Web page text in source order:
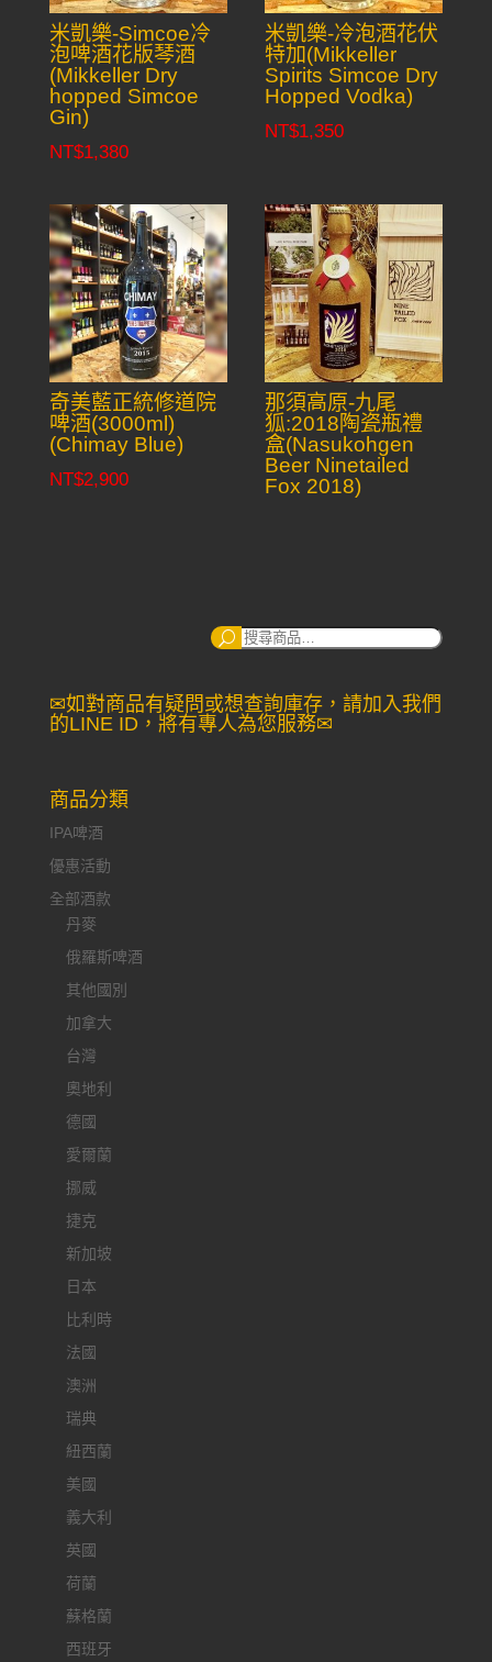
米凱樂-Simcoe冷
泡啤酒花版琴酒
(Mikkeller Dry
hopped Simcoe
Gin)
NT$1,380
米凱樂-冷泡酒花伏
特加(Mikkeller
Spirits Simcoe Dry
Hopped Vodka)
NT$1,350
奇美藍正統修道院
啤酒(3000ml)
(Chimay Blue)
NT$2,900
那須高原-九尾
狐:2018陶瓷瓶禮
盒(Nasukohgen
Beer Ninetailed
Fox 2018)
搜
✉如對商品有疑問或想查詢庫存，請加入我們
的LINE ID，將有專人為您服務✉
商品分類
IPA啤酒
優惠活動
全部酒款
丹麥
俄羅斯啤酒
其他國別
加拿大
台灣
奧地利
德國
愛爾蘭
挪威
捷克
新加坡
日本
比利時
法國
澳洲
瑞典
紐西蘭
美國
義大利
英國
荷蘭
蘇格蘭
西班牙